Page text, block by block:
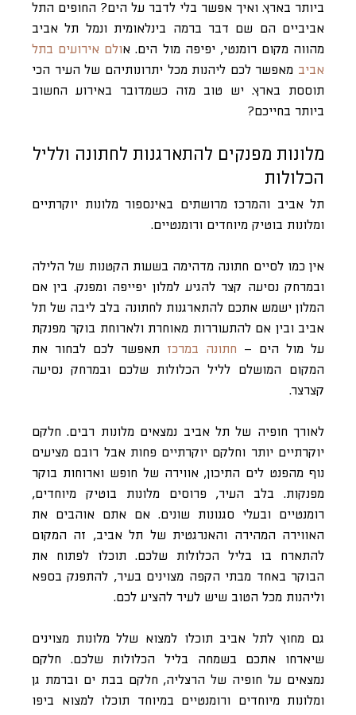
ביותר בארץ. ואיך אפשר בלי לדבר על הים? החופים התל
אביביים הם שם דבר ברמה בינלאומית ונמל תל אביב
מהווה מקום רומנטי, יפיפה מול הים. אולם אירועים בתל
אביב מאפשר לכם ליהנות מכל יתרונותיהם של העיר הכי
תוססת בארץ. יש טוב מזה כשמדובר באירוע החשוב
ביותר בחייכם?
מלונות מפנקים להתארגנות לחתונה ולליל
הכלולות
תל אביב והמרכז מרושתים באינספור מלונות יוקרתיים
ומלונות בוטיק מיוחדים ורומנטיים.
אין כמו לסיים חתונה מדהימה בשעות הקטנות של הלילה
ובמרחק נסיעה קצר להגיע למלון יפייפה ומפנק. בין אם
המלון ישמש אתכם להתארגנות לחתונה בלב ליבה של תל
אביב ובין אם להתעוררות מאוחרת ולארוחת בוקר מפנקת
על מול הים – חתונה במרכז תאפשר לכם לבחור את
המקום המושלם לליל הכלולות שלכם ובמרחק נסיעה
קצרצר.
לאורך חופיה של תל אביב נמצאים מלונות רבים. חלקם
יוקרתיים יותר וחלקם יוקרתיים פחות אבל רובם מציעים
נוף מהפנט לים התיכון, אווירה של חופש וארוחות בוקר
מפנקות. בלב העיר, פרוסים מלונות בוטיק מיוחדים,
רומנטיים ובעלי סגנונות שונים. אם אתם אוהבים את
האווירה המהירה והאנרגטית של תל אביב, זה המקום
להתארח בו בליל הכלולות שלכם. תוכלו לפתוח את
הבוקר באחד מבתי הקפה מצוינים בעיר, להתפנק בספא
וליהנות מכל הטוב שיש לעיר להציע לכם.
גם מחוץ לתל אביב תוכלו למצוא שלל מלונות מצוינים
שיארחו אתכם בשמחה בליל הכלולות שלכם. חלקם
נמצאים על חופיה של הרצליה, חלקם בבת ים וברמת גן
ומלונות מיוחדים ורומנטיים במיוחד תוכלו למצוא ביפו